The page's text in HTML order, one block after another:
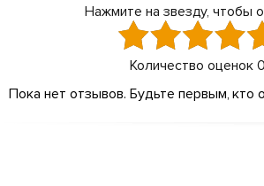
Нажмите на звезду, чтобы
Количество оценок 0
Пока нет отзывов. Будьте первым, кто